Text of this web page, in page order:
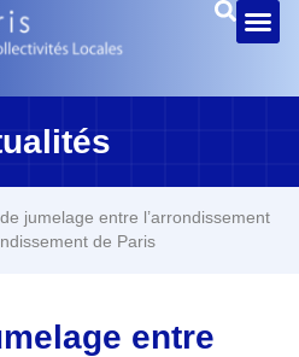
jumelage entre l’arrondissement
de Paris
entre